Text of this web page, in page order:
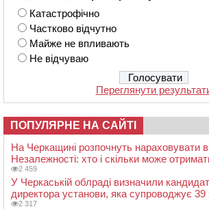
Катастрофічно
Частково відчутно
Майже не впливають
Не відчуваю
Переглянути
ПОПУЛЯРНЕ НА САЙТІ
На Черкащині розпочнуть нараховувати
Незалежності: хто і скільки може
2 459
У Черкаській облраді визначили
директора установи, яка супроводжує 39
2 317